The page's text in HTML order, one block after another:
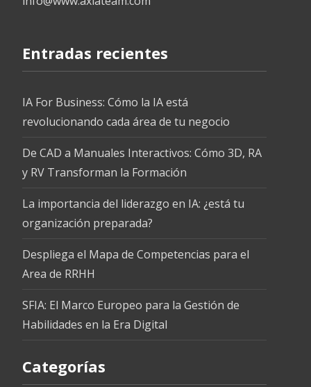
Entradas recientes
IA For Business: Cómo la IA está
revolucionando cada área de tu negocio
De CAD a Manuales Interactivos: Cómo 3D, RA
y RV Transforman la Formación
La importancia del liderazgo en IA: ¿está tu
organización preparada?
Despliega el Mapa de Competencias para el
Area de RRHH
SFIA: El Marco Europeo para la Gestión de
Habilidades en la Era Digital
Categorías